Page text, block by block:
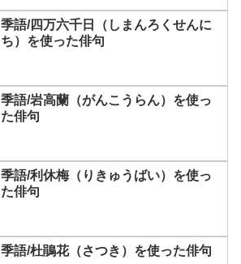
季語/四万六千日（しまんろくせんに
ち）を使った俳句
季語/岩高蘭（がんこうらん）を使っ
た俳句
季語/利休梅（りきゅうばい）を使っ
た俳句
季語/杜鵑花（さつき）を使った俳句